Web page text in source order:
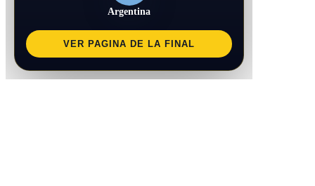
Argentina
VER PAGINA DE LA FINAL